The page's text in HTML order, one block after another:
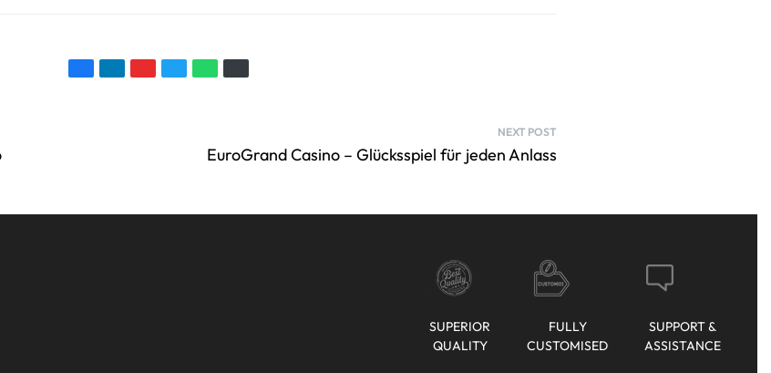
NEXT POST
EuroGrand Casino – Glücksspiel für jeden Anlass
SUPERIOR
QUALITY
FULLY
CUSTOMISED
SUPPORT &
ASSISTANCE